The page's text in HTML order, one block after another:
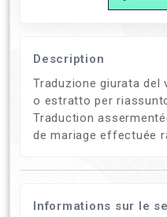
Description
Traduzione giurata
o estratto per
Traduction
de mariage effectuée
Informations sur le